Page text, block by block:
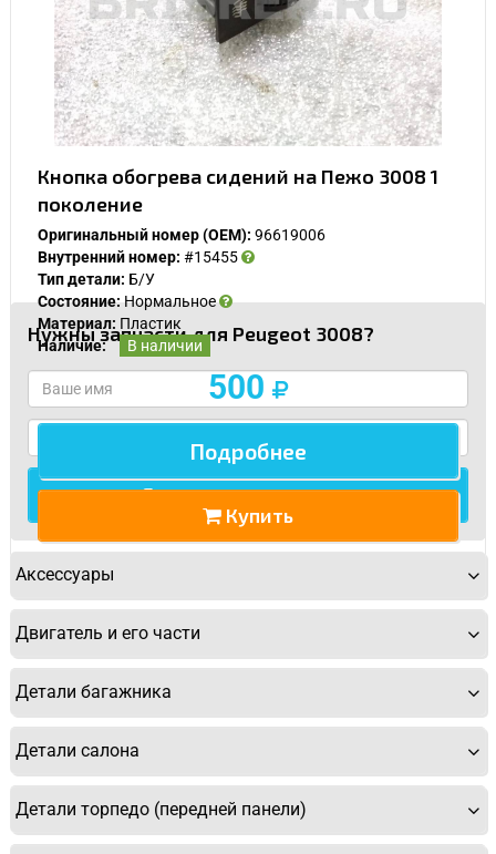
Кнопка обогрева сидений на Пежо 3008 1
поколение
Оригинальный номер (OEM): 96619006
Внутренний номер: #15455
Тип детали: Б/У
Состояние:Нормальное
Материал: Пластик
Наличие:
В наличии
500
Подробнее
Купить
Нужны запчасти для Peugeot 3008?
Аксессуары
Двигатель и его части
Детали багажника
Детали салона
Детали торпедо (передней панели)
У Вас возникли вопросы? Вы не
нашли нужную Вам деталь?